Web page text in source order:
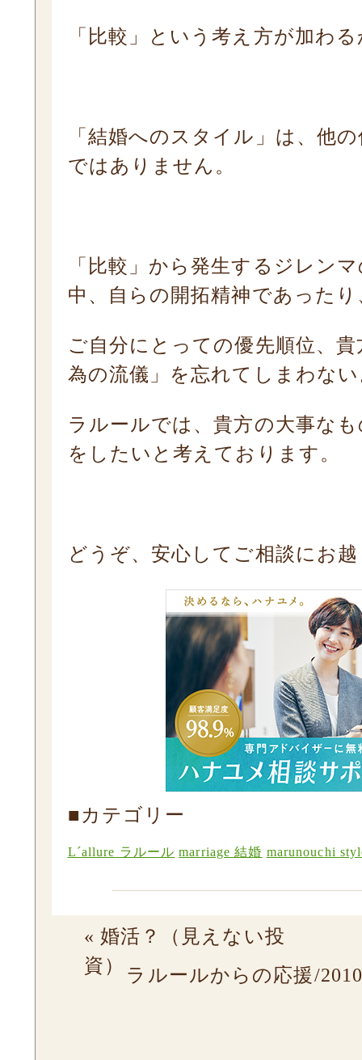
「比較」という考え方が加わ
「結婚へのスタイル」は、他
ではありません。
「比較」から発生するジレン
中、自らの開拓精神であったり
ご自分にとっての優先順位、
為の流儀」を忘れてしまわな
ラルールでは、貴方の大事な
をしたいと考えております。
どうぞ、安心してご相談にお
■カテゴリー
L´allure ラルール marriage 結婚 marunouchi
« 婚活？（見えない投
資）
ラルールからの応援/